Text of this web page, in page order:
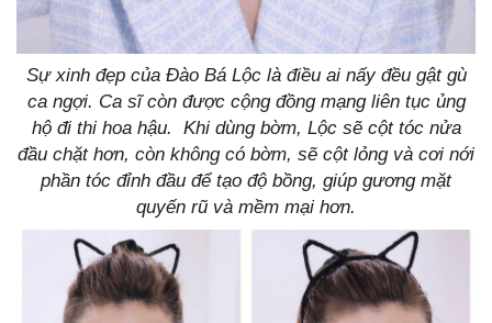
Sự xinh đẹp của Đào Bá Lộc là điều ai nấy đều gật gù
ca ngợi. Ca sĩ còn được cộng đồng mạng liên tục ủng
hộ đi thi hoa hậu. Khi dùng bờm, Lộc sẽ cột tóc nửa
đầu chặt hơn, còn không có bờm, sẽ cột lỏng và cơi nới
phần tóc đỉnh đầu để tạo độ bồng, giúp gương mặt
quyến rũ và mềm mại hơn.